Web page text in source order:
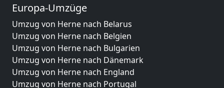
Europa-Umzüge
Umzug von Herne nach Belarus
Umzug von Herne nach Belgien
Umzug von Herne nach Bulgarien
Umzug von Herne nach Dänemark
Umzug von Herne nach England
Umzug von Herne nach Portugal